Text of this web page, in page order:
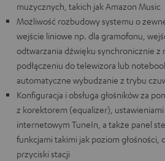
muzycznych, takich jak Amazon Music
Możliwość rozbudowy systemu o
wejście liniowe np. dla gramofonu,
odtwarzania dźwięku synchronicznie z
podłączeniu do telewizora lub
automatyczne wybudzanie z trybu
Konfiguracja i obsługa głośników za
z korektorem (equalizer),
internetowym TuneIn, a także panel
funkcjami takimi jak poziom głośności,
przyciski stacji